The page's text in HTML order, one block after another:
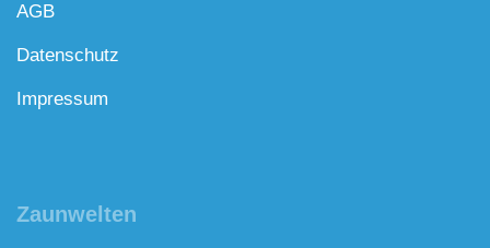
AGB
Datenschutz
Impressum
Zaunwelten